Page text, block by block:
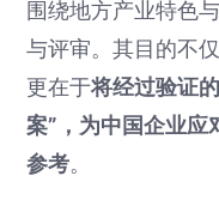
围绕地方产业特色
与评审。其目的不
更在于将经过验证
案”，为中国企业应
参考。